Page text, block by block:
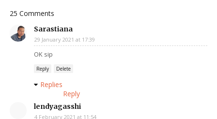
25 Comments
Sarastiana
29 January 2021 at 17:39
OK sip
Reply Delete
Replies
Reply
lendyagasshi
4 February 2021 at 11:54